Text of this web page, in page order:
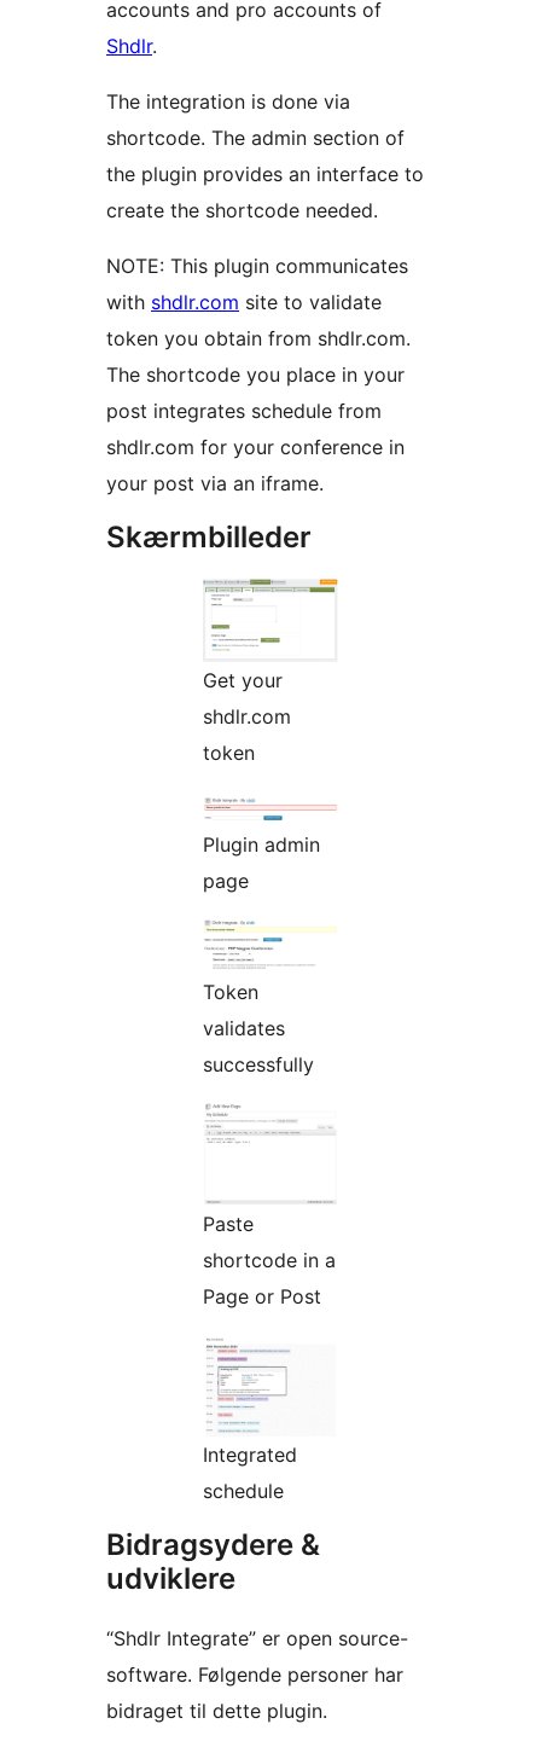
accounts and pro accounts of
Shdlr.
The integration is done via
shortcode. The admin section of
the plugin provides an interface to
create the shortcode needed.
NOTE: This plugin communicates
with shdlr.com site to validate
token you obtain from shdlr.com.
The shortcode you place in your
post integrates schedule from
shdlr.com for your conference in
your post via an iframe.
Skærmbilleder
Get your
shdlr.com
token
Plugin admin
page
Token
validates
successfully
Paste
shortcode in a
Page or Post
Integrated
schedule
Bidragsydere &
udviklere
“Shdlr Integrate” er open source-
software. Følgende personer har
bidraget til dette plugin.